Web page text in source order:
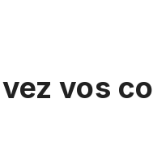
vos